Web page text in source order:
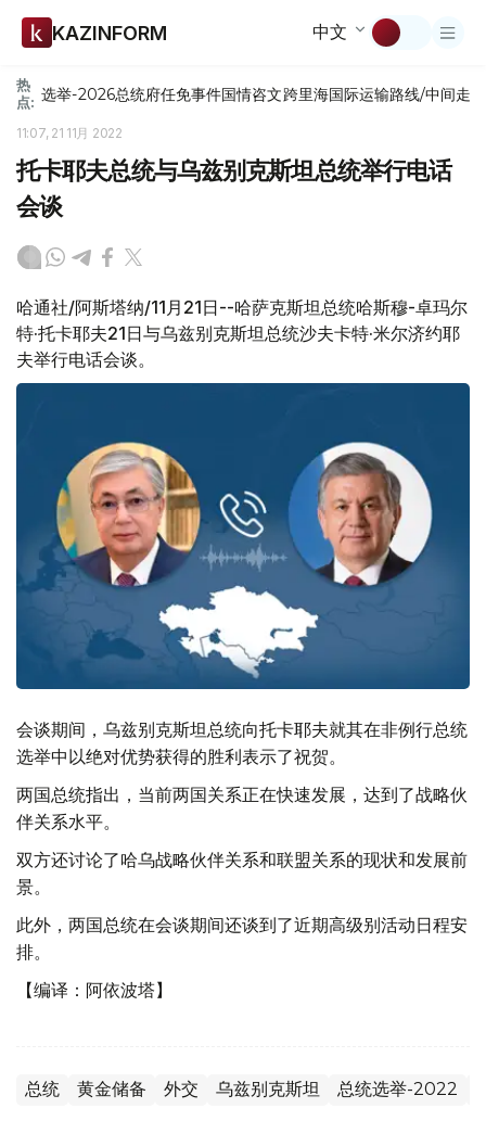
KAZINFORM 中文
热
点: 选举-2026总统府任免事件国情咨文跨里海国际运输路线/中间走廊
11:07, 21 11月 2022
托卡耶夫总统与乌兹别克斯坦总统举行电话
会谈
哈通社/阿斯塔纳/11月21日--哈萨克斯坦总统哈斯穆-卓玛尔
特·托卡耶夫21日与乌兹别克斯坦总统沙夫卡特·米尔济约耶
夫举行电话会谈。
会谈期间，乌兹别克斯坦总统向托卡耶夫就其在非例行总统
选举中以绝对优势获得的胜利表示了祝贺。
两国总统指出，当前两国关系正在快速发展，达到了战略伙
伴关系水平。
双方还讨论了哈乌战略伙伴关系和联盟关系的现状和发展前
景。
此外，两国总统在会谈期间还谈到了近期高级别活动日程安
排。
【编译：阿依波塔】
总统 黄金储备 外交 乌兹别克斯坦 总统选举-2022